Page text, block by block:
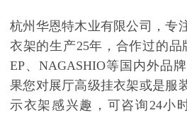
杭州华恩特木业有限公司，专
衣架的生产25年，合作过的品
EP、NAGASHIO等国内外品
果您对展厅高级挂衣架或是服
示衣架感兴趣，可咨询24小